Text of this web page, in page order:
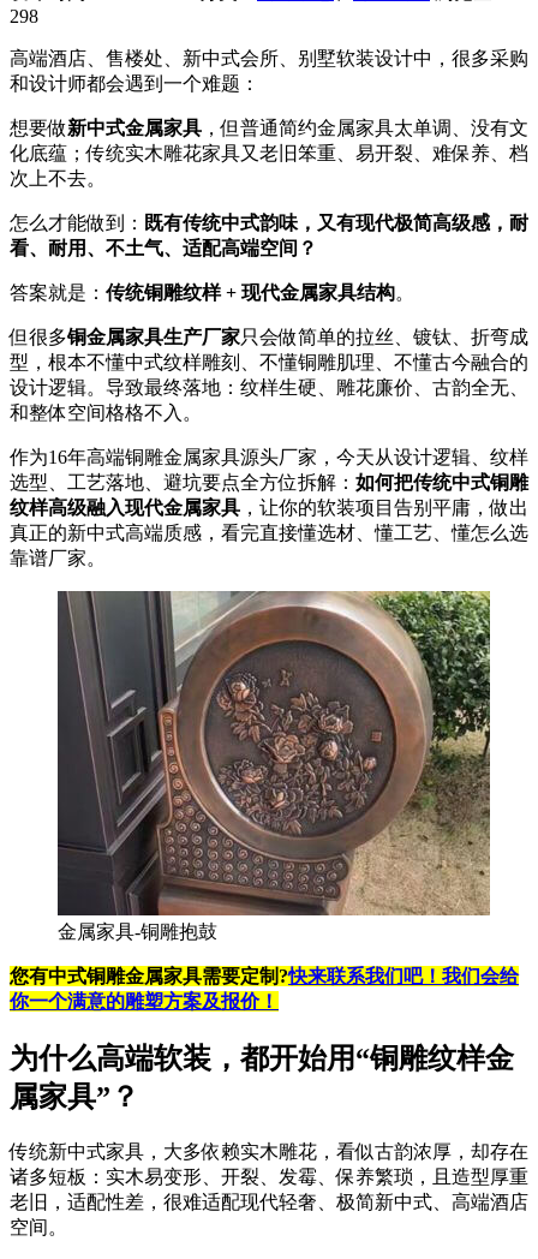
298
高端酒店、售楼处、新中式会所、别墅软装设计中，很多采购
和设计师都会遇到一个难题：
想要做新中式金属家具 ，但普通简约金属家具太单调、没有文
化底蕴；传统实木雕花家具又老旧笨重、易开裂、难保养、档
次上不去。
怎么才能做到： 既有传统中式韵味，又有现代极简高级感，耐
看、耐用、不土气、适配高端空间？
答案就是： 传统铜雕纹样 + 现代金属家具结构。
但很多铜金属家具生产厂家只会做简单的拉丝、镀钛、折弯成
型，根本不懂中式纹样雕刻、不懂铜雕肌理、不懂古今融合的
设计逻辑。导致最终落地：纹样生硬、雕花廉价、古韵全无、
和整体空间格格不入。
作为16年高端铜雕金属家具源头厂家，今天从设计逻辑、纹样
选型、工艺落地、避坑要点全方位拆解： 如何把传统中式铜雕
纹样高级融入现代金属家具 ，让你的软装项目告别平庸，做出
真正的新中式高端质感，看完直接懂选材、懂工艺、懂怎么选
靠谱厂家。
金属家具-铜雕抱鼓
您有中式铜雕金属家具需要定制 ?快来联系我们吧！我们会给
你一个满意的雕塑方案及报价！
为什么高端软装，都开始用“铜雕纹样金
属家具”？
传统新中式家具，大多依赖实木雕花，看似古韵浓厚，却存在
诸多短板：实木易变形、开裂、发霉、保养繁琐，且造型厚重
老旧，适配性差，很难适配现代轻奢、极简新中式、高端酒店
空间。